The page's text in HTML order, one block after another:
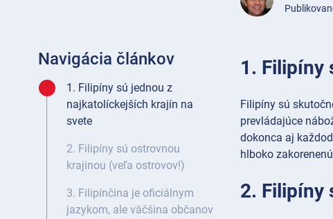
Navigácia článkov
1. Filipíny sú jednou z
najkatolíckejších krajín na
svete
2. Filipíny sú ostrovnou
krajinou (veľa ostrovov!)
3. Filipínčina je oficiálnym
jazykom, ale väčšina občanov
1. Filipíny
Filipíny sú
prevládajúce
dokonca aj
hlboko
2. Filipíny